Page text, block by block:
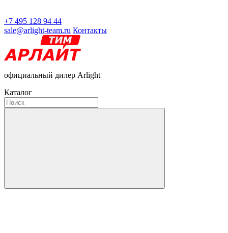
+7 495 128 94 44
sale@arlight-team.ru Контакты
официальный дилер Arlight
Каталог